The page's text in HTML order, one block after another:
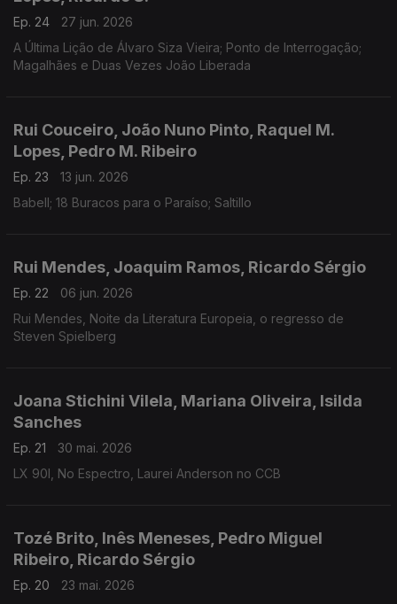
Ep. 24
27 jun. 2026
A Última Lição de Álvaro Siza Vieira; Ponto de Interrogação;
Magalhães e Duas Vezes João Liberada
Rui Couceiro, João Nuno Pinto, Raquel M.
Lopes, Pedro M. Ribeiro
Ep. 23
13 jun. 2026
Babell; 18 Buracos para o Paraíso; Saltillo
Rui Mendes, Joaquim Ramos, Ricardo Sérgio
Ep. 22
06 jun. 2026
Rui Mendes, Noite da Literatura Europeia, o regresso de
Steven Spielberg
Joana Stichini Vilela, Mariana Oliveira, Isilda
Sanches
Ep. 21
30 mai. 2026
LX 90l, No Espectro, Laurei Anderson no CCB
Tozé Brito, Inês Meneses, Pedro Miguel
Ribeiro, Ricardo Sérgio
Ep. 20
23 mai. 2026